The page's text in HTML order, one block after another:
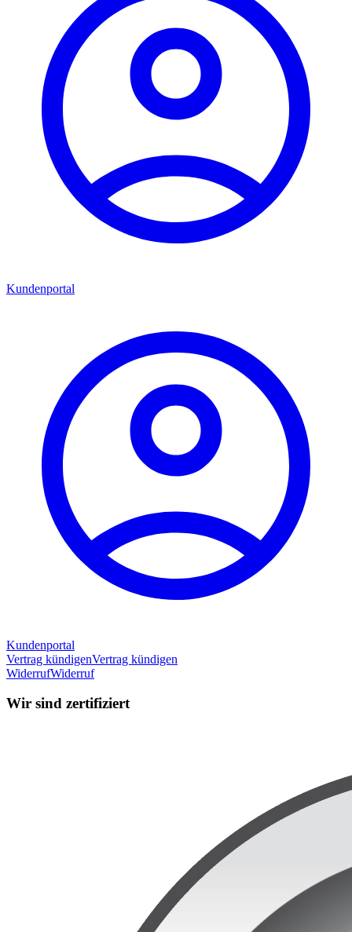
Kundenportal
Kundenportal
Vertrag kündigenVertrag kündigen
WiderrufWiderruf
Wir sind zertifiziert